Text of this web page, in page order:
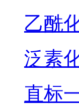
乙酰
泛素
直标